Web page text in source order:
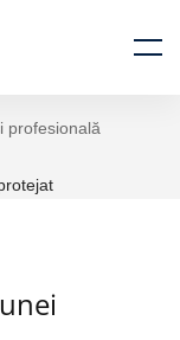
profesională